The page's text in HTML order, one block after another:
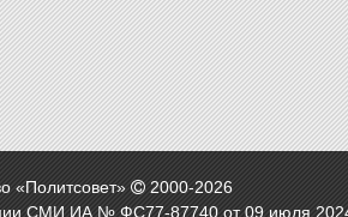
«Политсовет» 2000-2026
СМИ ИА № ФС77-87740 от 09 июля 2024